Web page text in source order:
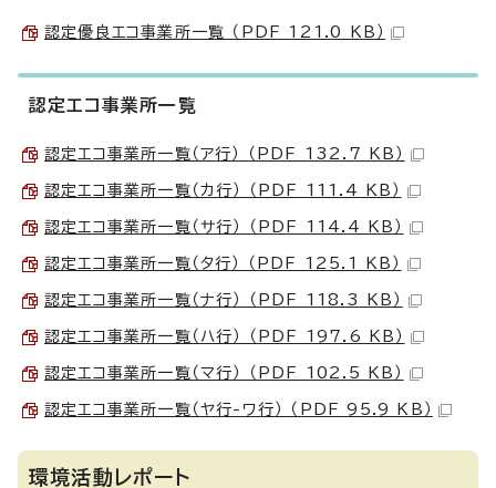
認定優良エコ事業所一覧 （PDF 121.0 KB）
認定エコ事業所一覧
認定エコ事業所一覧（ア行） （PDF 132.7 KB）
認定エコ事業所一覧（カ行） （PDF 111.4 KB）
認定エコ事業所一覧（サ行） （PDF 114.4 KB）
認定エコ事業所一覧（タ行） （PDF 125.1 KB）
認定エコ事業所一覧（ナ行） （PDF 118.3 KB）
認定エコ事業所一覧（ハ行） （PDF 197.6 KB）
認定エコ事業所一覧（マ行） （PDF 102.5 KB）
認定エコ事業所一覧（ヤ行-ワ行） （PDF 95.9 KB）
環境活動レポート